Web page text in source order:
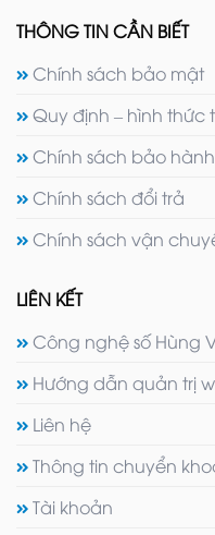
THÔNG TIN CẦN BIẾT
Chính sách bảo mật
Quy định – hình thức
Chính sách bảo hành
Chính sách đổi trả
Chính sách vận
LIÊN KẾT
Công nghệ số Hùng
Hướng dẫn quản trị
Liên hệ
Thông tin chuyển
Tài khoản